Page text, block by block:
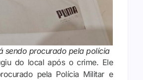
sendo procurado pela polícia
do local após o crime. Ele
pela Polícia Militar e